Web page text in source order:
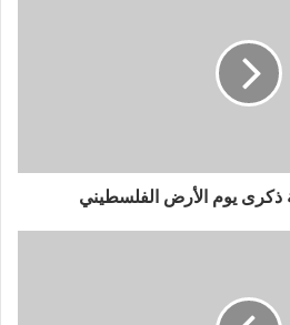
ذكرى يوم الأرض الفلسطيني